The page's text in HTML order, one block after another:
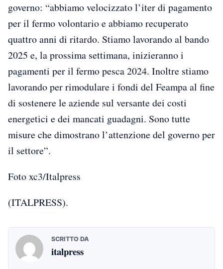
governo: “abbiamo velocizzato l’iter di pagamento
per il fermo volontario e abbiamo recuperato
quattro anni di ritardo. Stiamo lavorando al bando
2025 e, la prossima settimana, inizieranno i
pagamenti per il fermo pesca 2024. Inoltre stiamo
lavorando per rimodulare i fondi del Feampa al fine
di sostenere le aziende sul versante dei costi
energetici e dei mancati guadagni. Sono tutte
misure che dimostrano l’attenzione del governo per
il settore”.
Foto xc3/Italpress
(ITALPRESS).
SCRITTO DA
italpress